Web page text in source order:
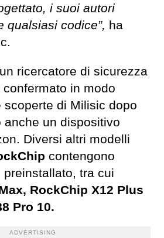
i suoi autori
qualsiasi codice”, ha
ricercatore di sicurezza
confermato in modo
scoperte di Milisic dopo
anche un dispositivo
Diversi altri modelli
contengono
preinstallato, tra cui
RockChip X12 Plus
Pro 10.
ADVERTISING